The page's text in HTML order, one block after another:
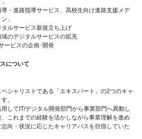
・進路指導サービス、高校生向け進路支援メデ
」
ルサービス新規立ち上げ
のデジタルサービスの拡充
ービスの企画･開発
について
ペシャリストである「エキスパート」の2つのキャ
。
してIT/デジタル開発部門から事業部門へ異動し
これまでの経験を活かしながら事業理解を進め
向・状況に応じたキャリアパスを目指していた